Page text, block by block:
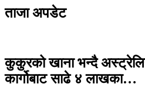
ताजा अपडेट
कुकुरको खाना भन्दै
कार्गोबाट साढे ४ लाखका…